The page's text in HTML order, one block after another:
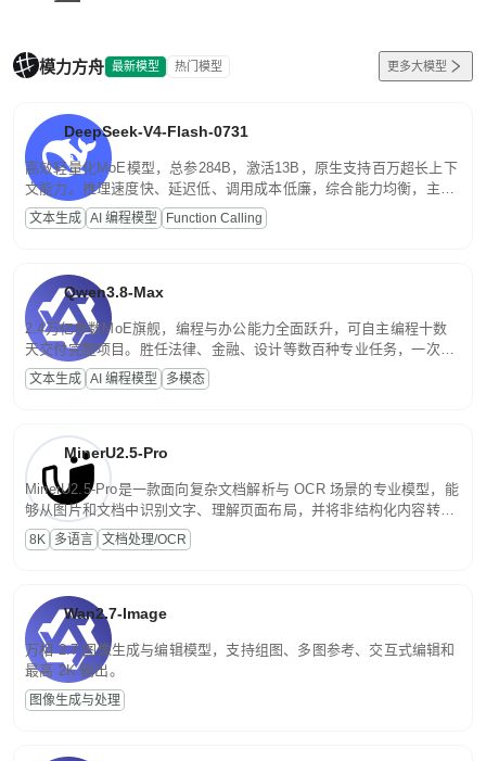
模力方舟 最新模型 热门模型 更多大模型
DeepSeek-V4-Flash-0731
高效轻量化MoE模型，总参284B，激活13B，原生支持百万超长上下
文能力。推理速度快、延迟低、调用成本低廉，综合能力均衡，主打
高并发、轻量化任务，适合日常对话、内容创作、基础 RAG、批量
文案处理等普惠刚需场景。
文本生成 AI 编程模型 Function Calling
Qwen3.8-Max
2.4万亿参数MoE旗舰，编程与办公能力全面跃升，可自主编程十数
天交付完整项目。胜任法律、金融、设计等数百种专业任务，一次对
话端到端交付生产级成果。原生视觉理解贯穿规划、执行与验证全流
程，支持超长文档与长视频的深度语义解析。长程任务中自主规划与
文本生成 AI 编程模型 多模态
MinerU2.5-Pro
MinerU2.5-Pro是一款面向复杂文档解析与 OCR 场景的专业模型，能
够从图片和文档中识别文字、理解页面布局，并将非结构化内容转换
为便于存储、检索和二次处理的结构化结果。
8K 多语言 文档处理/OCR
Wan2.7-Image
万相 2.7 图像生成与编辑模型，支持组图、多图参考、交互式编辑和
最高 2K 输出。
图像生成与处理